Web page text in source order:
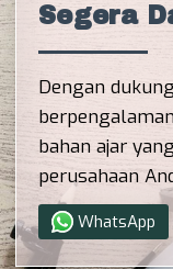
Segera
Dengan
bahan ajar
perusahaan
WhatsApp